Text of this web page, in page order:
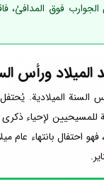
الجوارب فوق المدافئ،
ورأس
للمسيحيين لإحياء
فهو احتفال بانتهاء عام